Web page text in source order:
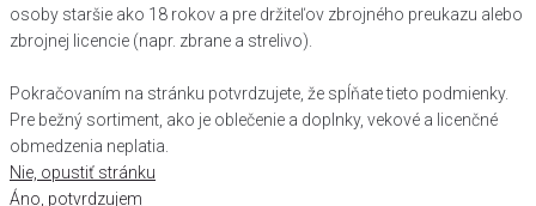
osoby staršie ako 18 rokov a pre držiteľov zbrojného preukazu alebo
zbrojnej licencie (napr. zbrane a strelivo).
Pokračovaním na stránku potvrdzujete, že spĺňate tieto podmienky.
Pre bežný sortiment, ako je oblečenie a doplnky, vekové a licenčné
obmedzenia neplatia.
Nie, opustiť stránku
Áno, potvrdzujem